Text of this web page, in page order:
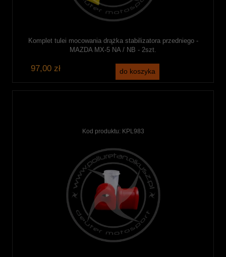
Komplet tulei mocowania drążka stabilizatora przedniego -
MAZDA MX-5 NA / NB - 2szt.
97,00 zł do koszyka
Kod produktu: KPL983